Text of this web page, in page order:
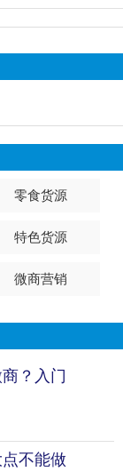
零食货源
特色货源
微商营销
？入门
不能做